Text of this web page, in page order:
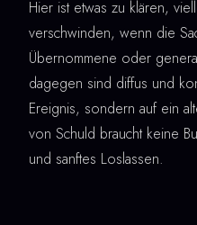
Hier ist etwas zu klären,
verschwinden, wenn die
Übernommene oder
dagegen sind diffus und
Ereignis, sondern auf ein
von Schuld braucht keine
und sanftes Loslassen.